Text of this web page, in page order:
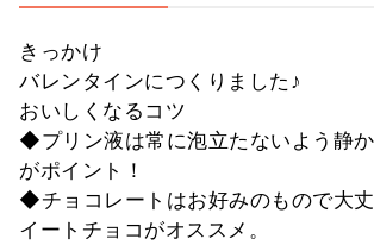
きっかけ
バレンタインにつくりました♪
おいしくなるコツ
◆プリン液は常に泡立たないよう静
がポイント！
◆チョコレートはお好みのもので大
イートチョコがオススメ。